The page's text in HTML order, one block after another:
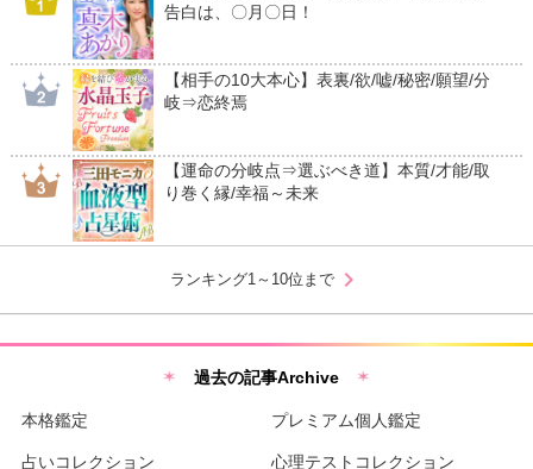
告白は、〇月〇日！
【相手の10大本心】表裏/欲/嘘/秘密/願望/分
岐⇒恋終焉
【運命の分岐点⇒選ぶべき道】本質/才能/取
り巻く縁/幸福～未来
ランキング1～10位まで chevron_right
過去の記事Archive
本格鑑定 プレミアム個人鑑定
占いコレクション 心理テストコレクション